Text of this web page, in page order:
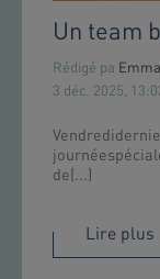
Un team
Rédigé pa
3 déc. 2025,
de(...)
Lire plus